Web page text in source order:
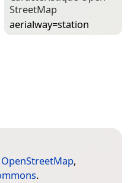
Street­Map
aerialway=­station
OpenStreetMap,
.